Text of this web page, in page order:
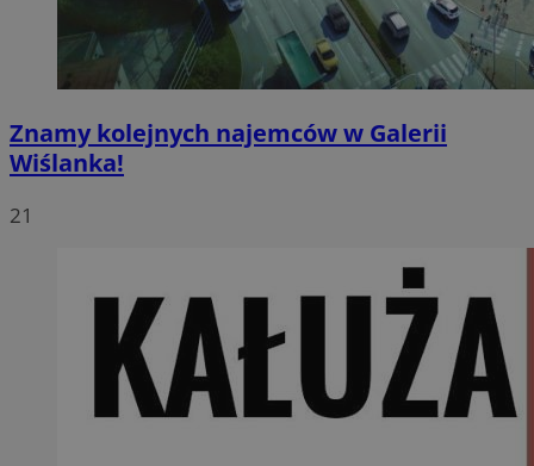
Znamy kolejnych najemców w Galerii
Wiślanka!
21